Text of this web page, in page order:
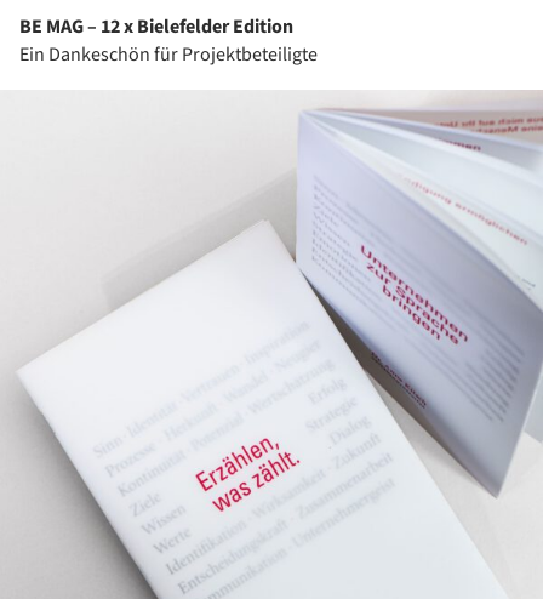
BE MAG – 12 x Bielefelder Edition
Ein Dankeschön für Projektbeteiligte